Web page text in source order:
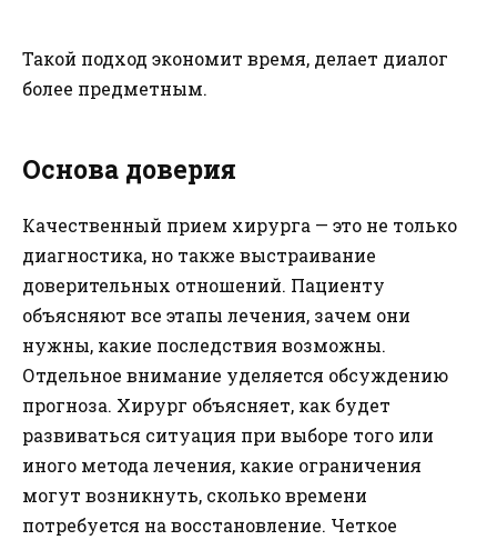
Такой подход экономит время, делает диалог
более предметным.
Основа доверия
Качественный прием хирурга — это не только
диагностика, но также выстраивание
доверительных отношений. Пациенту
объясняют все этапы лечения, зачем они
нужны, какие последствия возможны.
Отдельное внимание уделяется обсуждению
прогноза. Хирург объясняет, как будет
развиваться ситуация при выборе того или
иного метода лечения, какие ограничения
могут возникнуть, сколько времени
потребуется на восстановление. Четкое